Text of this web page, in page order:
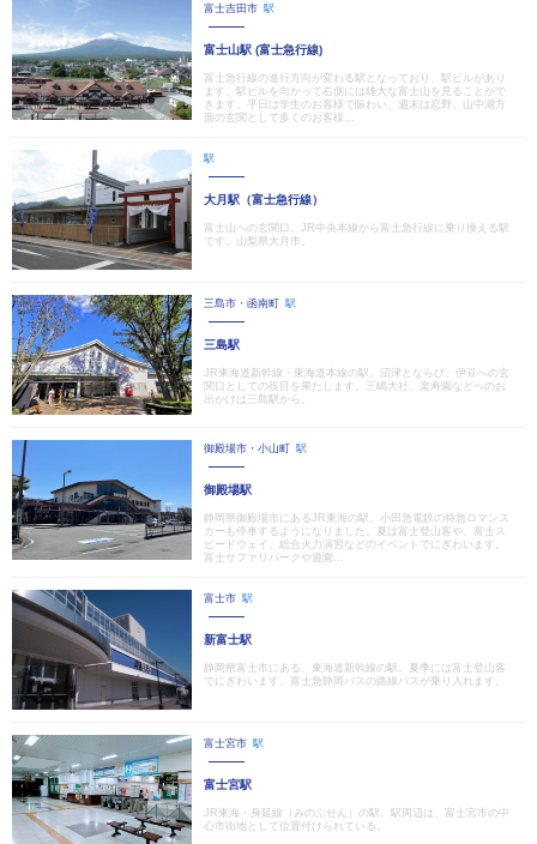
富士吉田市 駅
富士山駅 (富士急行線)
富士急行線の進行方向が変わる駅となっており、駅ビルがあり
ます。駅ビルを向かって右側には雄大な富士山を見ることがで
きます。平日は学生のお客様で賑わい、週末は忍野、山中湖方
面の玄関として多くのお客様...
駅
大月駅（富士急行線）
富士山への玄関口。JR中央本線から富士急行線に乗り換える駅
です。山梨県大月市。
三島市・函南町 駅
三島駅
JR東海道新幹線・東海道本線の駅。沼津とならび、伊豆への玄
関口としての役目を果たします。三嶋大社、楽寿園などへのお
出かけは三島駅から。
御殿場市・小山町 駅
御殿場駅
静岡県御殿場市にあるJR東海の駅。小田急電鉄の特急ロマンス
カーも停車するようになりました。夏は富士登山客や、富士ス
ピードウェイ、総合火力演習などのイベントでにぎわいます。
富士サファリパークや遊園...
富士市 駅
新富士駅
静岡県富士市にある、東海道新幹線の駅。夏季には富士登山客
でにぎわいます。富士急静岡バスの路線バスが乗り入れます。
富士宮市 駅
富士宮駅
JR東海・身延線（みのぶせん）の駅。駅周辺は、富士宮市の中
心市街地として位置付けられている。